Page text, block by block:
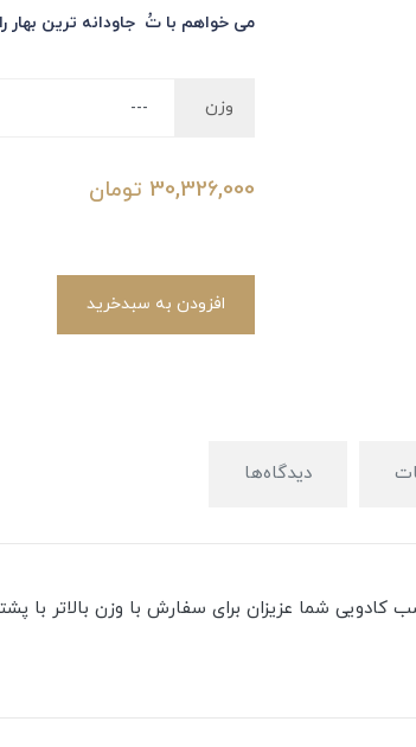
می خواهم با تُ جاودانه ترین بهار
وزن
30,326,000 تومان
افزودن به سبدخرید
دیدگاه‌ها
شما عزیزان برای سفارش با وزن بالاتر با پشتیبان